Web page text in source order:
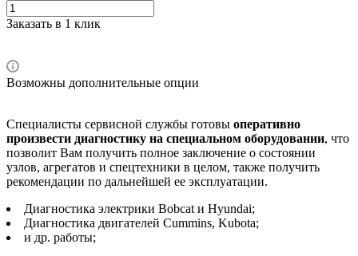
Заказать в 1 клик
Возможны дополнительные опции
Специалисты сервисной службы готовы оперативно
произвести диагностику на специальном оборудовании, что
позволит Вам получить полное заключение о состоянии
узлов, агрегатов и спецтехники в целом, также получить
рекомендации по дальнейшей ее эксплуатации.
Диагностика электрики Bobcat и Hyundai;
Диагностика двигателей Cummins, Kubota;
и др. работы;